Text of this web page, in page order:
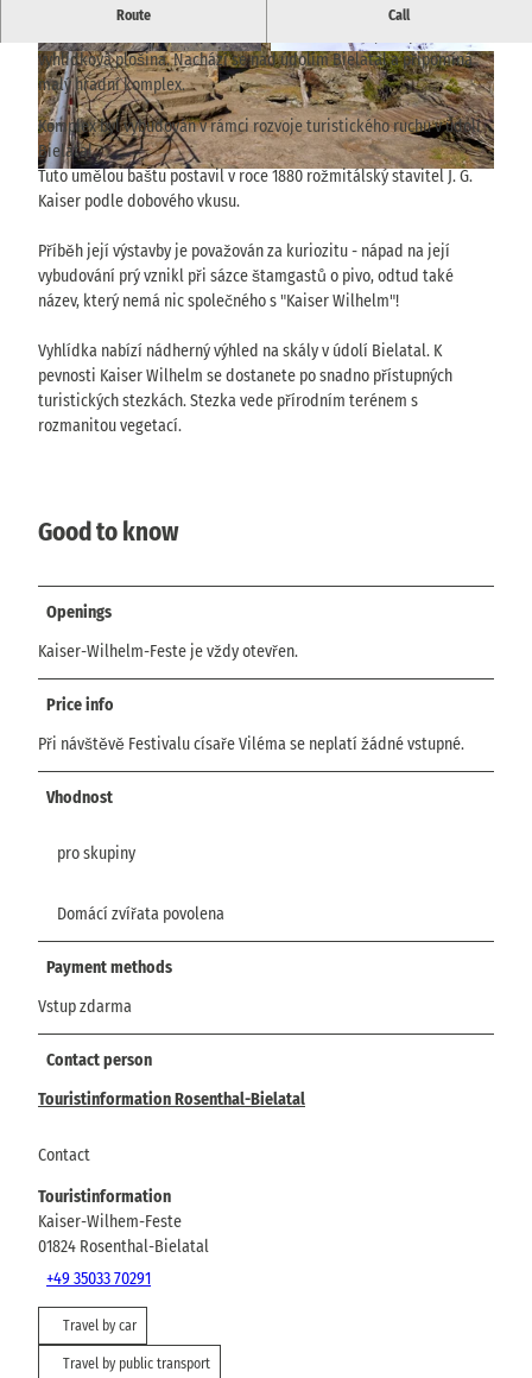
© TVSSW, Hans Fineart |CC-BY
© viawww.saechsische-schweiz.de, Hans Finear
t |CC-BY-SA
© TVSSW, Yvonne Brückner |CC-BY-SA
Route Call
Působivá vyhlídka s malou budovou v údolí Bielatal.
vyhlídková plošina. Nachází se nad údolím Bielatal a připomíná
malý hradní komplex.
Komplex byl vybudován v rámci rozvoje turistického ruchu v údolí
Bielatal.
Tuto umělou baštu postavil v roce 1880 rožmitálský stavitel J. G.
Kaiser podle dobového vkusu.
Příběh její výstavby je považován za kuriozitu - nápad na její
vybudování prý vznikl při sázce štamgastů o pivo, odtud také
název, který nemá nic společného s "Kaiser Wilhelm"!
Vyhlídka nabízí nádherný výhled na skály v údolí Bielatal. K
pevnosti Kaiser Wilhelm se dostanete po snadno přístupných
turistických stezkách. Stezka vede přírodním terénem s
rozmanitou vegetací.
Good to know
Openings
Kaiser-Wilhelm-Feste je vždy otevřen.
Price info
Při návštěvě Festivalu císaře Viléma se neplatí žádné vstupné.
Vhodnost
pro skupiny
Domácí zvířata povolena
Payment methods
Vstup zdarma
Contact person
Touristinformation Rosenthal-Bielatal
Contact
Touristinformation
Kaiser-Wilhem-Feste
01824 Rosenthal-Bielatal
+49 35033 70291
Travel by car
Travel by public transport